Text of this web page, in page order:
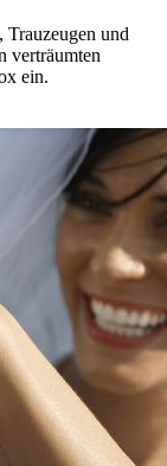
und
verträumten
ein.